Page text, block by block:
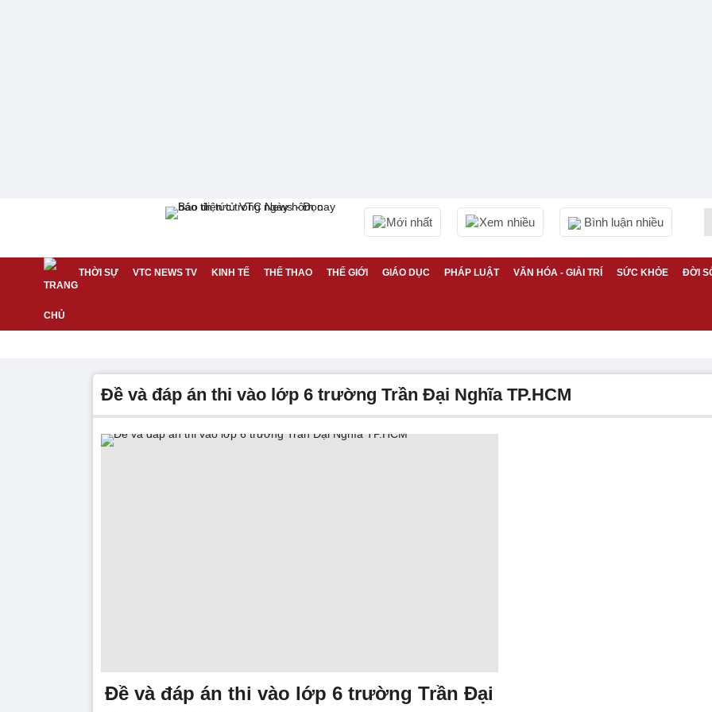
Mới nhất Xem nhiều Bình luận nhiều
THỜI SỰ VTC NEWS TV KINH TẾ THỂ THAO THẾ GIỚI GIÁO DỤC PHÁP LUẬT VĂN HÓA - GIẢI TRÍ SỨC KHỎE ĐỜI
Đề và đáp án thi vào lớp 6 trường Trần Đại Nghĩa TP.HCM
Đề và đáp án thi vào lớp 6 trường Trần Đại